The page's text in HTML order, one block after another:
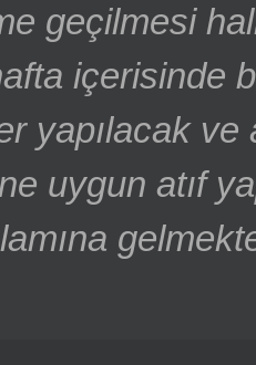
geçilmesi
içerisinde
yapılacak ve
uygun atıf